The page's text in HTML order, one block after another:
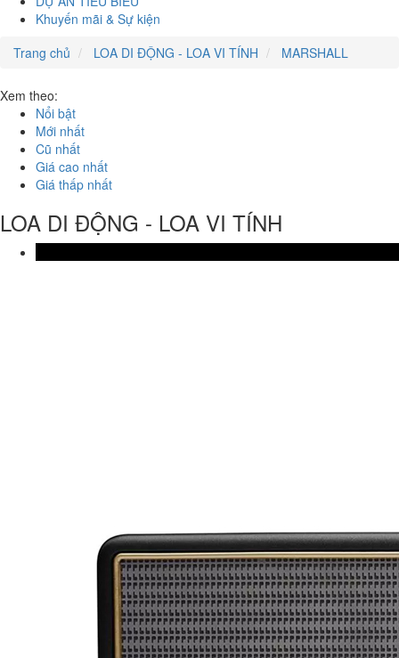
Khuyến mãi & Sự kiện
Trang chủ
LOA DI ĐỘNG - LOA VI TÍNH MARSHALL
Xem theo:
Nổi bật
Mới nhất
Cũ nhất
Giá cao nhất
Giá thấp nhất
LOA DI ĐỘNG - LOA VI TÍNH